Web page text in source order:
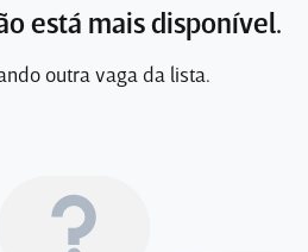
está mais disponível.
outra vaga da lista.